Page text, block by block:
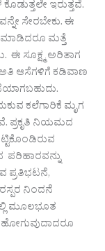
ಇರುತ್ತವೆ.
ಸೇರಬೇಕು. ಈ
ಮತ್ತೆ
ಸೂಕ್ಷ್ಮ ಅರಿತಾಗ
ಆಸೆಗಳಿಗೆ ಕಡಿವಾಣ
ಕಲೆಗಾರಿಕೆ ಮೃಗ
ಪ್ರಕೃತಿ ನಿಯಮದ
ಪ್ರತಿಭಟನೆ,
ನಿಂದನೆ
ಮೂಲಭೂತ
ಹೋಗುವುದಾದರೂ